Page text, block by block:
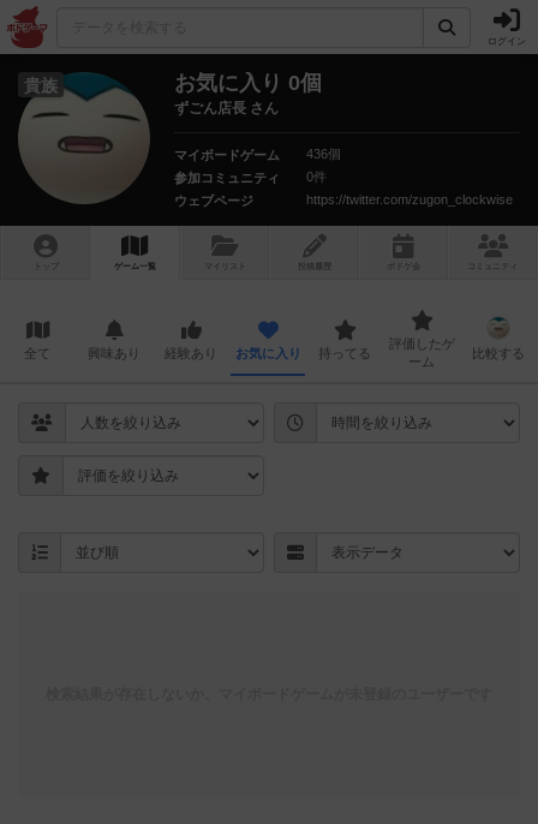
ログイン
貴族 お気に入り 0個
ずごん店長 さん
マイボードゲーム
436個
参加コミュニティ
0件
ウェブページ
https://twitter.com/zugon_clockwise
トップ ゲーム一覧 マイリスト 投稿履歴 ボ ドゲ コミュニティ
全て 興味あり 経験あり お気に入り 持ってる
評価したゲ
ーム
比較する